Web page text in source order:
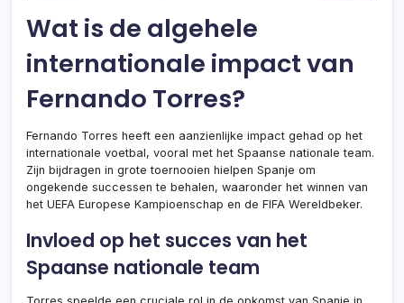
Wat is de algehele
internationale impact van
Fernando Torres?
Fernando Torres heeft een aanzienlijke impact gehad op het
internationale voetbal, vooral met het Spaanse nationale team.
Zijn bijdragen in grote toernooien hielpen Spanje om
ongekende successen te behalen, waaronder het winnen van
het UEFA Europese Kampioenschap en de FIFA Wereldbeker.
Invloed op het succes van het
Spaanse nationale team